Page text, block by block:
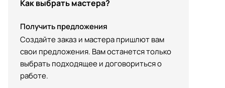
Как выбрать мастера?
Получить предложения
Создайте заказ и мастера пришлют вам
свои предложения. Вам останется только
выбрать подходящее и договориться о
работе.